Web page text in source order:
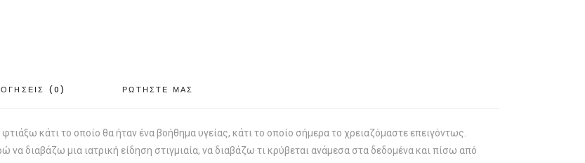
(0) ΡΩΤΗΣΤΕ ΜΑΣ
κάτι το οποίο θα ήταν ένα βοήθημα υγείας, κάτι το οποίο σήμερα το χρειαζόμαστε επειγόντως.
διαβάζω μια ιατρική είδηση στιγμιαία, να διαβάζω τι κρύβεται ανάμεσα στα δεδομένα και πίσω από